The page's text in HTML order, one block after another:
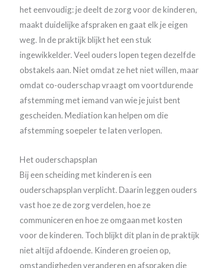
het eenvoudig: je deelt de zorg voor de kinderen,
maakt duidelijke afspraken en gaat elk je eigen
weg. In de praktijk blijkt het een stuk
ingewikkelder. Veel ouders lopen tegen dezelfde
obstakels aan. Niet omdat ze het niet willen, maar
omdat co-ouderschap vraagt om voortdurende
afstemming met iemand van wie je juist bent
gescheiden. Mediation kan helpen om die
afstemming soepeler te laten verlopen.
Het ouderschapsplan
Bij een scheiding met kinderen is een
ouderschapsplan verplicht. Daarin leggen ouders
vast hoe ze de zorg verdelen, hoe ze
communiceren en hoe ze omgaan met kosten
voor de kinderen. Toch blijkt dit plan in de praktijk
niet altijd afdoende. Kinderen groeien op,
omstandigheden veranderen en afspraken die